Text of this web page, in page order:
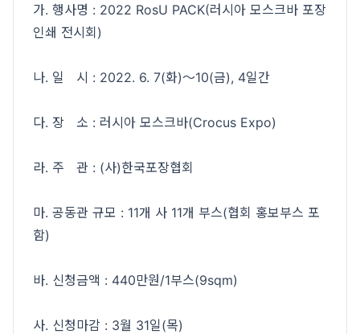
가. 행사명 : 2022 RosU PACK(러시아 모스크바 포장
인쇄 전시회)
나. 일 시 : 2022. 6. 7(화)～10(금), 4일간
다. 장 소 : 러시아 모스크바(Crocus Expo)
라. 주 관 : (사)한국포장협회
마. 공동관 규모 : 11개 사 11개 부스(협회 홍보부스 포
함)
바. 신청금액 : 440만원/1부스(9sqm)
사. 신청마감 : 3월 31일(목)